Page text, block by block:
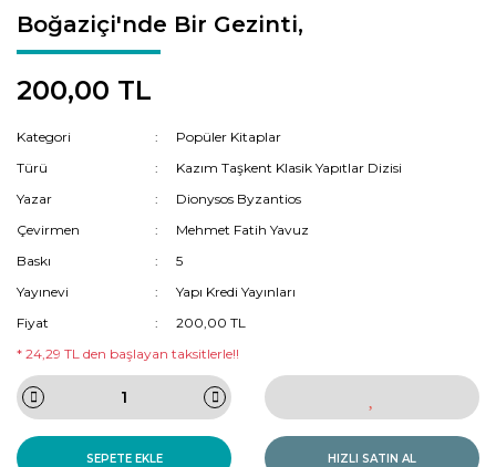
Boğaziçi'nde Bir Gezinti,
200,00 TL
Kategori
Popüler Kitaplar
Türü
Kazım Taşkent Klasik Yapıtlar Dizisi
Yazar
Dionysos Byzantios
Çevirmen
Mehmet Fatih Yavuz
Baskı
5
Yayınevi
Yapı Kredi Yayınları
Fiyat
200,00 TL
* 24,29 TL den başlayan taksitlerle!!
SEPETE EKLE HIZLI SATIN AL